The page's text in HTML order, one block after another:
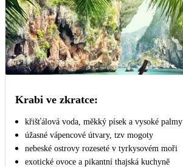
Krabi ve zkratce:
křišťálová voda, měkký písek a vysoké palmy
úžasné vápencové útvary, tzv mogoty
nebeské ostrovy rozeseté v tyrkysovém moři
exotické ovoce a pikantní thajská kuchyně